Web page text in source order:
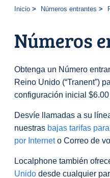
Inicio Números entrantes
Números
Obtenga un Número
Reino Unido (“Tranent”)
configuración inicial
Desvíe llamadas a su
nuestras bajas tarifas
por Interneto Correo de
Localphone también
Unido desde cualquier